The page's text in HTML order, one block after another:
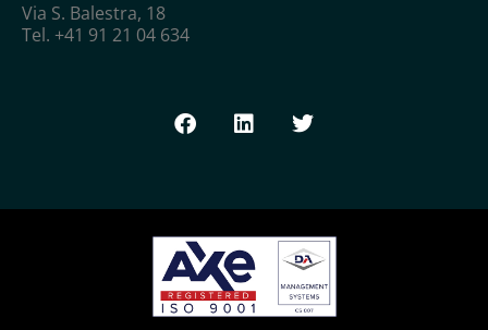
Via S. Balestra, 18
Tel. +41 91 21 04 634